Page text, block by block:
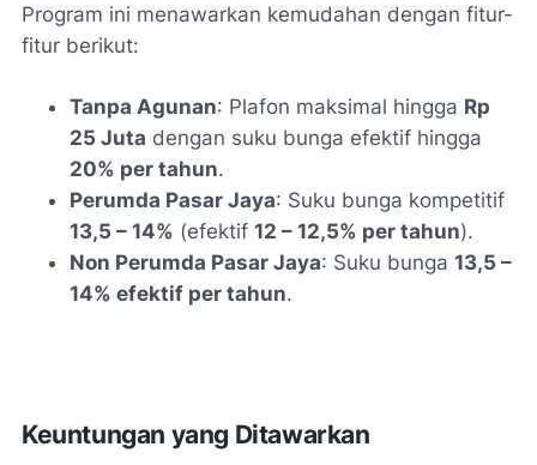
Program ini menawarkan kemudahan dengan fitur-
fitur berikut:
Tanpa Agunan: Plafon maksimal hingga Rp
25 Juta dengan suku bunga efektif hingga
20% per tahun.
Perumda Pasar Jaya: Suku bunga kompetitif
13,5 – 14% (efektif 12 – 12,5% per tahun).
Non Perumda Pasar Jaya: Suku bunga 13,5 –
14% efektif per tahun.
Keuntungan yang Ditawarkan